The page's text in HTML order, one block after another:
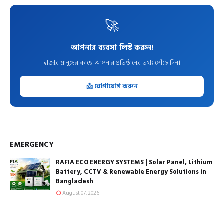
🚀
আপনার ব্যবসা লিস্ট করুন!
হাজার মানুষের কাছে আপনার প্রতিষ্ঠানের তথ্য পৌঁছে দিন।
📩 যোগাযোগ করুন
EMERGENCY
RAFIA ECO ENERGY SYSTEMS | Solar Panel, Lithium
Battery, CCTV & Renewable Energy Solutions in
Bangladesh
August 07, 2026